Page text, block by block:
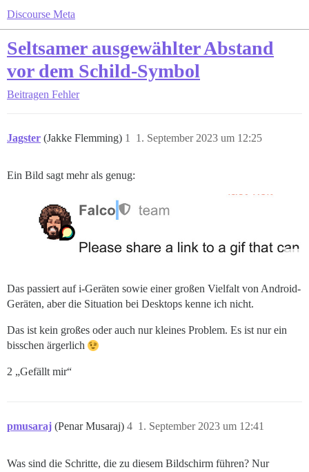
Discourse Meta
Seltsamer ausgewählter Abstand
vor dem Schild-Symbol
Beitragen Fehler
Jagster (Jakke Flemming) 1. September 2023 um 12:25
1
Ein Bild sagt mehr als genug:
Das passiert auf i-Geräten sowie einer großen Vielfalt von Android-
Geräten, aber die Situation bei Desktops kenne ich nicht.
Das ist kein großes oder auch nur kleines Problem. Es ist nur ein
bisschen ärgerlich
2 „Gefällt mir“
pmusaraj (Penar Musaraj) 1. September 2023 um 12:41
4
Was sind die Schritte, die zu diesem Bildschirm führen? Nur